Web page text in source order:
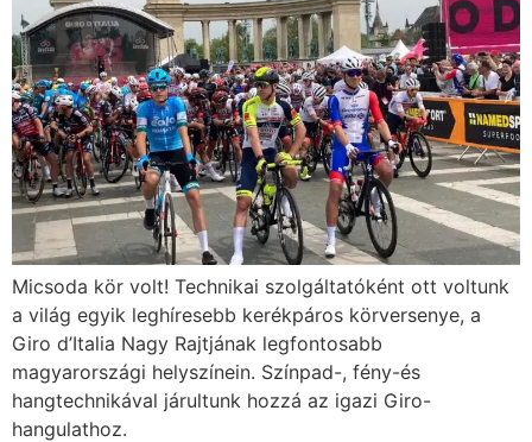
Micsoda kör volt! Technikai szolgáltatóként ott voltunk
a világ egyik leghíresebb kerékpáros körversenye, a
Giro d’Italia Nagy Rajtjának legfontosabb
magyarországi helyszínein. Színpad-, fény-és
hangtechnikával járultunk hozzá az igazi Giro-
hangulathoz.